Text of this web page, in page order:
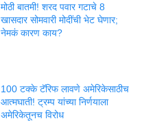
मोठी बातमी! शरद पवार गटाचे 8
खासदार सोमवारी मोदींची भेट घेणार;
नेमकं कारण काय?
100 टक्के टॅरिफ लावणे अमेरिकेसाठीच
आत्मघाती! ट्रम्प यांच्या निर्णयाला
अमेरिकेतूनच विरोध